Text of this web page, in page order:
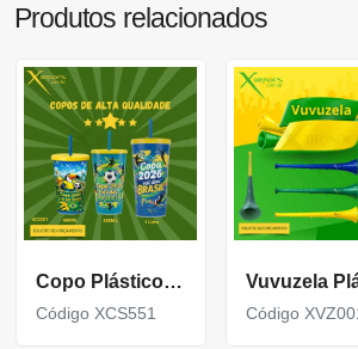
Produtos relacionados
Copo Plástico personalizado In Mold Label 360 XCS551
Código XCS551 Código